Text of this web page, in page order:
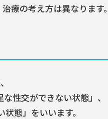
療の考え方は異なります。
性交ができない状態」、
態」をいいます。